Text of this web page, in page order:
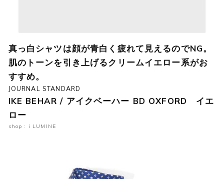
真っ白シャツは顔が青白く疲れて見えるのでNG。
肌のトーンを引き上げるクリームイエロー系がお
すすめ。
JOURNAL STANDARD
IKE BEHAR / アイクベーハー BD OXFORD イエ
ロー
shop : i LUMINE